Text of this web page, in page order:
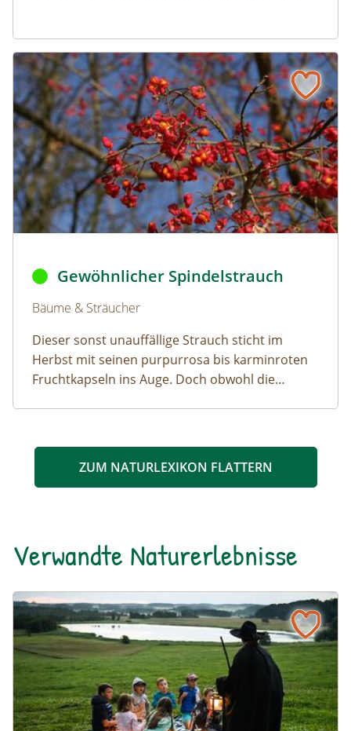
Gewöhnlicher Spindelstrauch
Naturlexikon: Gewöhnlicher Spindelstrauch
Naturlexikon: Gewöhnlicher Spindelstrauch
Gewöhnlicher Spindelstrauch
Bäume & Sträucher
Dieser sonst unauffällige Strauch sticht im
Herbst mit seinen purpurrosa bis karminroten
Fruchtkapseln ins Auge. Doch obwohl die
ZUM NATURLEXIKON FLATTERN
Verwandte Naturerlebnisse